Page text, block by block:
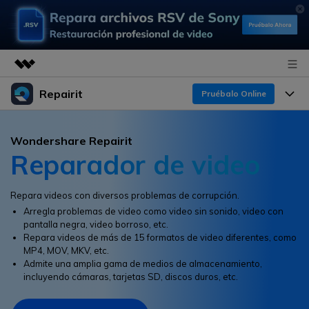
Productos destacados
Utilidades
Resumen
Soluciones
Quiénes somos
Sala de prensa
Tienda
Soporte
Repairit Pruébalo Online
Repara y mejora archivos con IA
multiplataforma
Funciones
Para PC
En Línea
¿Por qué Repairit?
Experto en Reparación de Datos
Perspectiva Tecnológica
Guías y Soporte
Recursos
Soluciones de Video
Precios
Wondershare Repairit
Reparador de video
Repara videos con diversos problemas de corrupción.
Arregla problemas de video como video sin sonido, video con
pantalla negra, video borroso, etc.
Repara videos de más de 15 formatos de video diferentes, como
MP4, MOV, MKV, etc.
Admite una amplia gama de medios de almacenamiento,
incluyendo cámaras, tarjetas SD, discos duros, etc.